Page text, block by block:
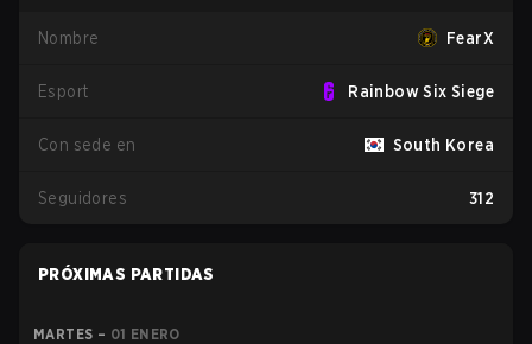
Nombre FearX
Esport Rainbow Six Siege
Con sede en South Korea
Seguidores 312
PRÓXIMAS PARTIDAS
MARTES – 01 ENERO